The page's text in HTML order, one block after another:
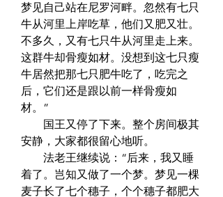
梦见自己站在尼罗河畔。忽然有七只
牛从河里上岸吃草，他们又肥又壮。
不多久，又有七只牛从河里走上来。
这群牛却骨瘦如材。没想到这七只瘦
牛居然把那七只肥牛吃了，吃完之
后，它们还是跟以前一样骨瘦如
材。”
国王又停了下来。整个房间极其
安静，大家都很留心地听。
法老王继续说：“后来，我又睡
着了。岂知又做了一个梦。梦见一棵
麦子长了七个穗子，个个穗子都肥大